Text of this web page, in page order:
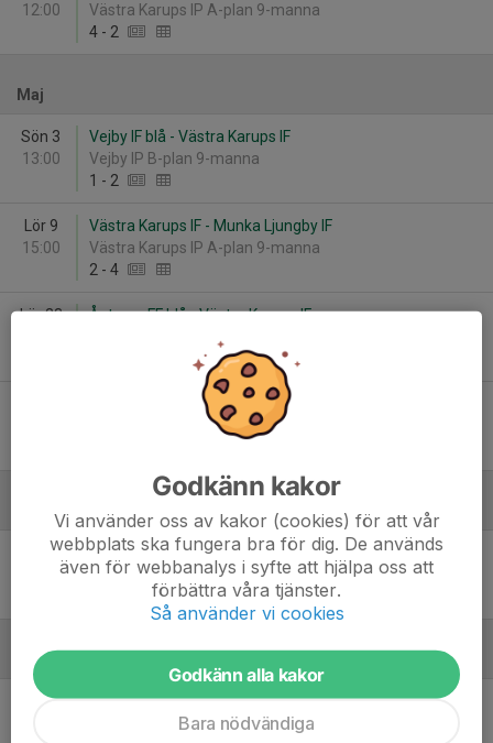
12:00
Västra Karups IP A-plan 9-manna
4 - 2
Maj
Sön 3
13:00
Vejby IF blå - Västra Karups IF
Vejby IP B-plan 9-manna
1 - 2
Lör 9
15:00
Västra Karups IF - Munka Ljungby IF
Västra Karups IP A-plan 9-manna
2 - 4
Lör 23
Åstorps FF blå - Västra Karups IF
Västra Karups IF - Ekets GoIF
Västra Karups IP A-plan 9-manna
Tis 9
18:45
Vedby/Rönne IF - Västra Karups IF
Vedby IP A-plan
Augusti
Sön 9
Perstorp Bälinge IK vit - Västra Karups IF
Uggleplan, Perstorp B-plan 9-manna
Godkänn kakor
Vi använder oss av kakor (cookies) för att vår
webbplats ska fungera bra för dig. De används
även för webbanalys i syfte att hjälpa oss att
förbättra våra tjänster.
Så använder vi cookies
Godkänn alla kakor
Bara nödvändiga